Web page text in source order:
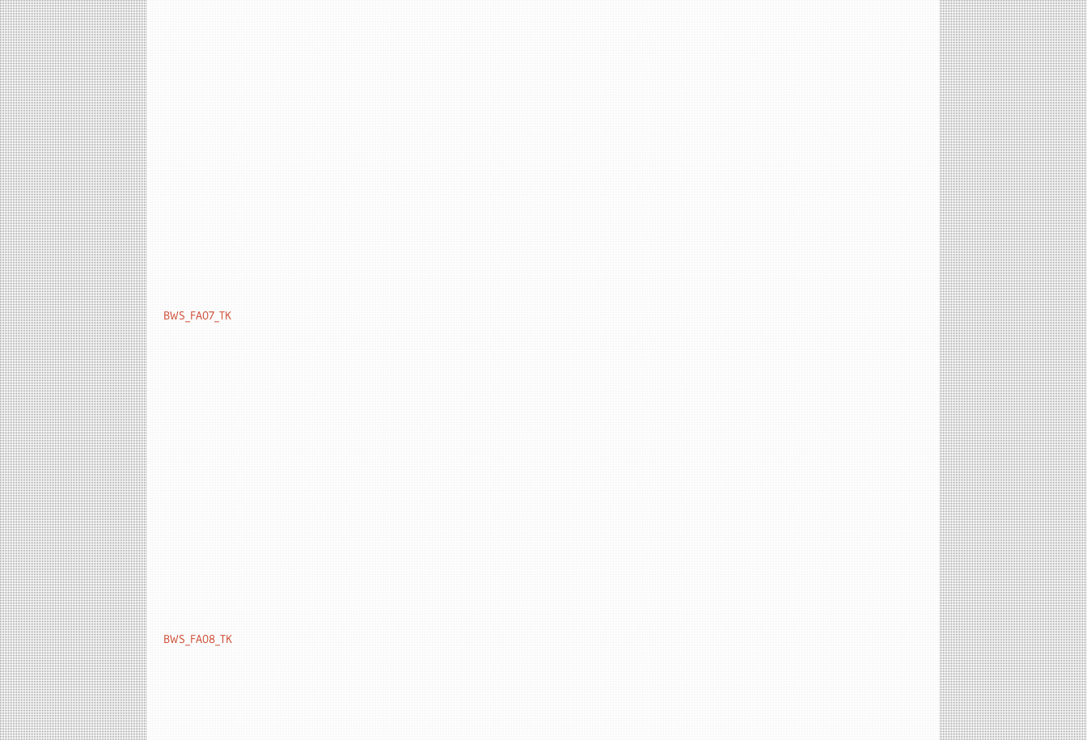
BWS_FA07_TK
BWS_FA08_TK